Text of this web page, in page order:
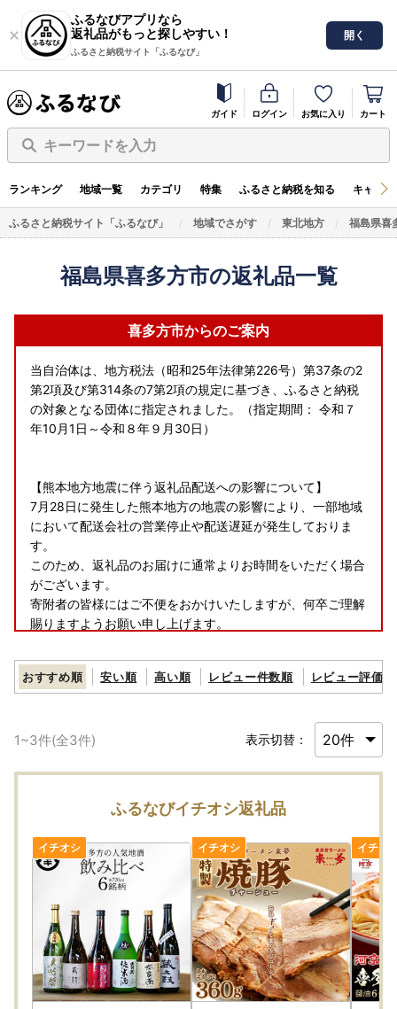
ふるなびアプリなら
返礼品がもっと探しやすい！
ふるさと納税サイト「ふるなび」
開く
ガイド ログイン お気に入り カート
キーワードを入力
ランキング 地域一覧 カテゴリ 特集 ふるさと納税を知る キャン
ふるさと納税サイト「ふるなび」 地域でさがす 東北地方 福島県喜
福島県喜多方市の返礼品一覧
喜多方市からのご案内
当自治体は、地方税法（昭和25年法律第226号）第37条の2
第2項及び第314条の7第2項の規定に基づき、ふるさと納税
の対象となる団体に指定されました。（指定期間： 令和７
年10月1日～令和８年９月30日）
【熊本地方地震に伴う返礼品配送への影響について】
7月28日に発生した熊本地方の地震の影響により、一部地域
において配送会社の営業停止や配送遅延が発生しておりま
す。
このため、返礼品のお届けに通常よりお時間をいただく場合
がございます。
寄附者の皆様にはご不便をおかけいたしますが、何卒ご理解
賜りますようお願い申し上げます。
ページをご確認ください。
おすすめ順 安い順 高い順 レビュー件数順 レビュー評価順
1~3件(全3件) 表示切替：
ふるなびイチオシ返礼品